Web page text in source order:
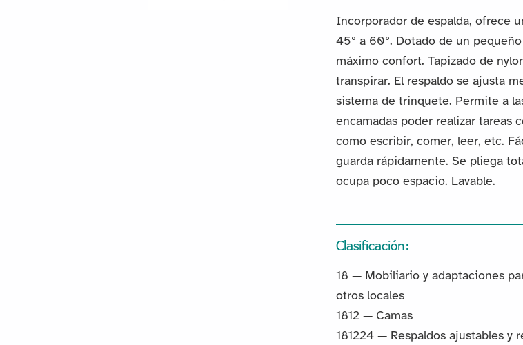
Incorporador de espalda, ofrece
45º a 60º. Dotado de un
máximo confort. Tapizado de
transpirar. El respaldo se ajusta
sistema de trinquete. Permite a
encamadas poder realizar tareas
como escribir, comer, leer, etc.
guarda rápidamente. Se pliega
ocupa poco espacio. Lavable.
Clasificación:
18 — Mobiliario y adaptaciones
otros locales
1812 — Camas
181224 — Respaldos ajustables y